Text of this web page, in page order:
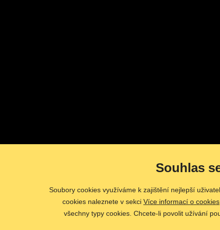
Souhlas
Soubory cookies využíváme k zajištění nejlepší
cookies naleznete v sekci Více informací o cookies
všechny typy cookies. Chcete-li povolit užívání